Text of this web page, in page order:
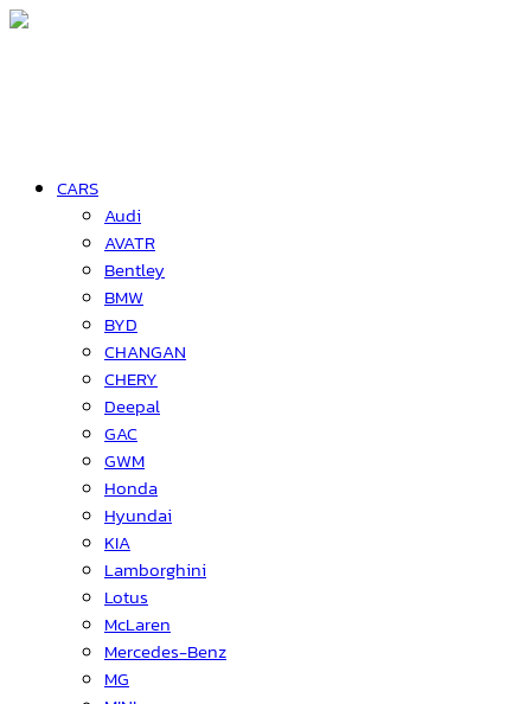
CARS
Audi
AVATR
Bentley
BMW
BYD
CHANGAN
CHERY
Deepal
GAC
GWM
Honda
Hyundai
KIA
Lamborghini
Lotus
McLaren
Mercedes-Benz
MG